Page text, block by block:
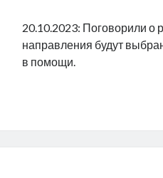
20.10.2023: Поговорили о
направления будут
в помощи.